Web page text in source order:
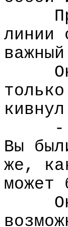
линии
-
Вы
же,
может